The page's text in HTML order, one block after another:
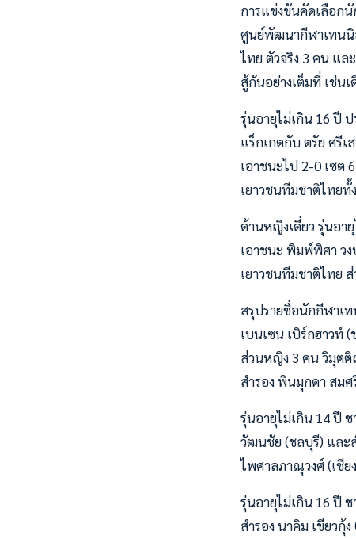
การแข่งขันคัดเลือก
ศูนย์พัฒนากีฬาเทนนิ
ไทย ตัวจริง 3 คน แ
สู้กันอย่างเต็มที่ เช่น
รุ่นอายุไม่เกิน 16 ปี
แร็กเกตกับ ตรัย ศรี
เอาชนะไป 2-0 เซต
เยาวชนทีมชาติไทยทั้
ด้านหญิงเดี่ยว รุ่นอา
เอาชนะ พิมพ์พิศา ว
เยาวชนทีมชาติไทย
สรุปรายชื่อนักกีฬาเท
เบนเซน เบิร์กฮาวท์
ส่วนหญิง 3 คน วิมุตติ
สำรอง พินมุกดา สมศ
รุ่นอายุไม่เกิน 14 ปี
วัฒนชัย (ชลบุรี) และ
ไพศาลภาณุวงศ์ (เชี
รุ่นอายุไม่เกิน 16 ปี
สำรอง นาคิม เขียว